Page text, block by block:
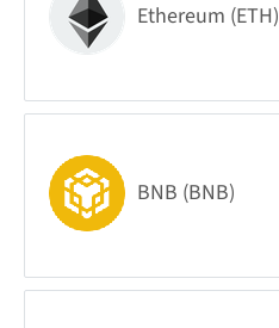
Ethereum (ETH)
BNB (BNB)